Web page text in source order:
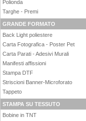
Polionda
Targhe - Premi
GRANDE FORMATO
Back Light poliestere
Carta Fotografica - Poster Pet
Carta Parati - Adesivi Murali
Manifesti affissioni
Stampa DTF
Striscioni Banner-Microforato
Tappeto
STAMPA SU TESSUTO
Bobine in TNT